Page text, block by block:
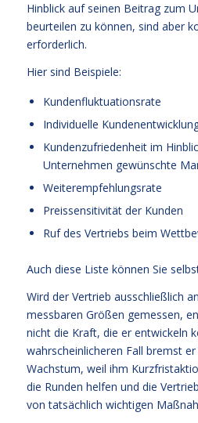
Hinblick auf seinen Beitrag zum
beurteilen zu können, sind aber
erforderlich.
Hier sind Beispiele:
Kundenfluktuationsrate
Individuelle
Kundenzufriedenheit im
Unternehmen gewünschte
Weiterempfehlungsrate
Preissensitivität der Kunden
Ruf des Vertriebs beim
Auch diese Liste können Sie
Wird der Vertrieb ausschließlich
messbaren Größen gemessen,
nicht die Kraft, die er entwickeln
wahrscheinlicheren Fall bremst
Wachstum, weil ihm
die Runden helfen und die
von tatsächlich wichtigen